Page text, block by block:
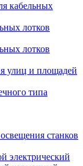
кабельных
лотков
лотков
улиц и площадей
типа
станков
электрический